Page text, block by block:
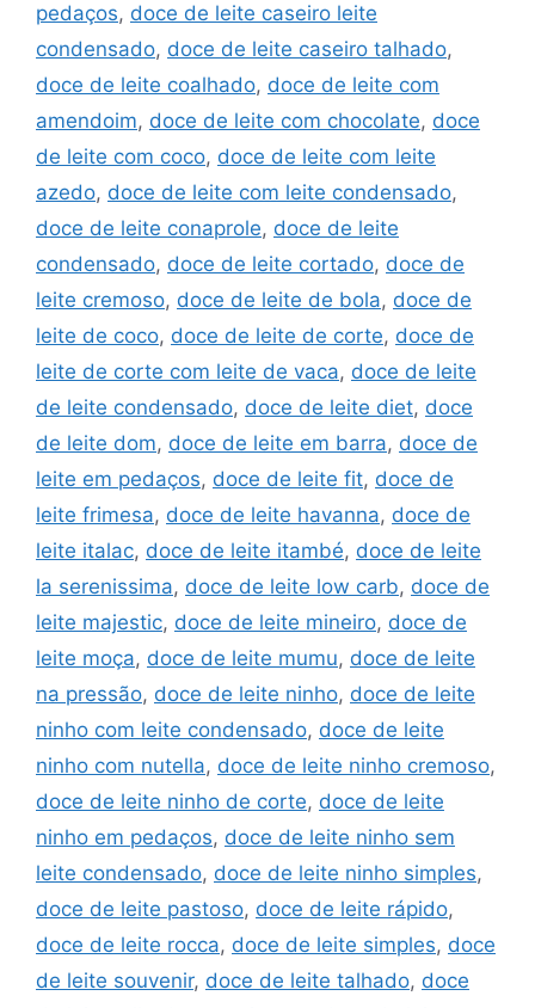
pedaços, doce de leite caseiro leite
condensado, doce de leite caseiro talhado,
doce de leite coalhado, doce de leite com
amendoim, doce de leite com chocolate, doce
de leite com coco, doce de leite com leite
azedo, doce de leite com leite condensado,
doce de leite conaprole, doce de leite
condensado, doce de leite cortado, doce de
leite cremoso, doce de leite de bola, doce de
leite de coco, doce de leite de corte, doce de
leite de corte com leite de vaca, doce de leite
de leite condensado, doce de leite diet, doce
de leite dom, doce de leite em barra, doce de
leite em pedaços, doce de leite fit, doce de
leite frimesa, doce de leite havanna, doce de
leite italac, doce de leite itambé, doce de leite
la serenissima, doce de leite low carb, doce de
leite majestic, doce de leite mineiro, doce de
leite moça, doce de leite mumu, doce de leite
na pressão, doce de leite ninho, doce de leite
ninho com leite condensado, doce de leite
ninho com nutella, doce de leite ninho cremoso,
doce de leite ninho de corte, doce de leite
ninho em pedaços, doce de leite ninho sem
leite condensado, doce de leite ninho simples,
doce de leite pastoso, doce de leite rápido,
doce de leite rocca, doce de leite simples, doce
de leite souvenir, doce de leite talhado, doce